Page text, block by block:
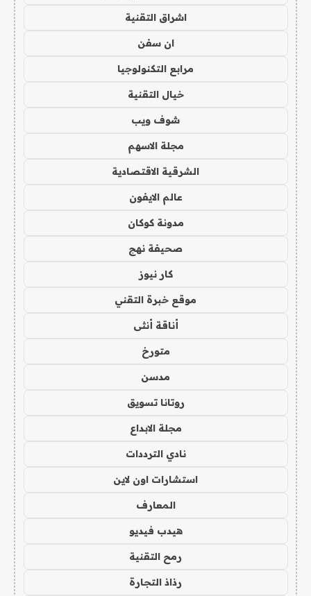
اشراق التقنية
ان سفن
مرابع التكنولوجيا
خيال التقنية
شوف ويب
مجلة الاسهم
الشرقية الاقتصادية
عالم الايفون
مدونة كوكان
صحيفة نهج
كار نيوز
موقع خبرة التقني
أناقة أنثى
متورخ
مدسن
روتانا تسويق
مجلة الابداع
نادي الترددات
استشارات اون لاين
المعارف
هيدب فيديو
رمح التقنية
رذاذ التجارة